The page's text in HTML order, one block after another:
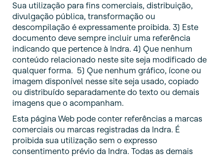
Sua utilização para fins comerciais, distribuição,
divulgação pública, transformação ou
descompilação é expressamente proibida. 3) Este
documento deve sempre incluir uma referência
indicando que pertence à Indra. 4) Que nenhum
conteúdo relacionado neste site seja modificado de
qualquer forma. 5) Que nenhum gráfico, ícone ou
imagem disponível nesse site seja usado, copiado
ou distribuído separadamente do texto ou demais
imagens que o acompanham.
Esta página Web pode conter referências a marcas
comerciais ou marcas registradas da Indra. É
proibida sua utilização sem o expresso
consentimento prévio da Indra. Todas as demais